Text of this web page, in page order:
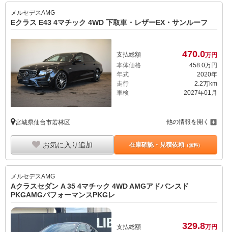
メルセデスAMG
Eクラス E43 4マチック 4WD 下取車・レザーEX・サンルーフ
支払総額 470.0万円
本体価格
458. 0万円
年式
2020年
走行
2.2万km
車検
2027年01月
宮城県仙台市若林区 他の情報を開く
お気に入り追加 在庫確認・見積依頼（無料）
メルセデスAMG
Aクラスセダン A 35 4マチック 4WD AMGアドバンスド
PKGAMGパフォーマンスPKGレ
支払総額 329.8万円